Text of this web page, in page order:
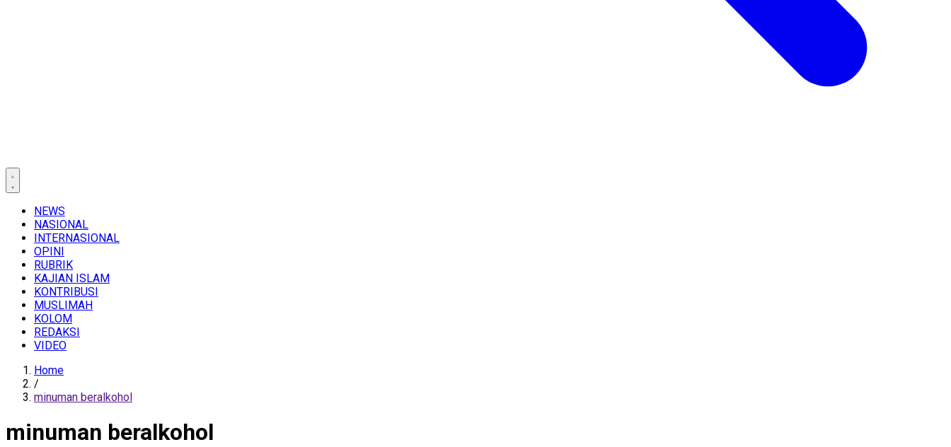
NEWS
NASIONAL
INTERNASIONAL
OPINI
RUBRIK
KAJIAN ISLAM
KONTRIBUSI
MUSLIMAH
KOLOM
REDAKSI
VIDEO
Home
/
minuman beralkohol
minuman beralkohol